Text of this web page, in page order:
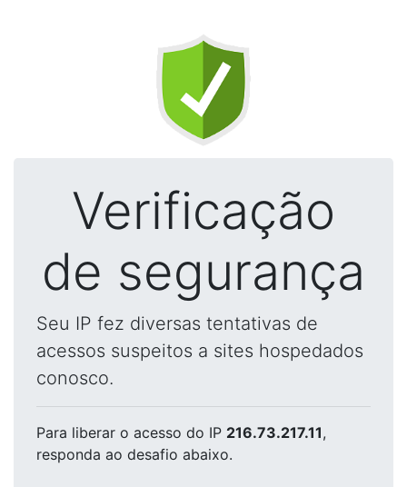
Verificação
de segurança
Seu IP fez diversas tentativas de
acessos suspeitos a sites hospedados
conosco.
Para liberar o acesso do IP 216.73.217.11,
responda ao desafio abaixo.